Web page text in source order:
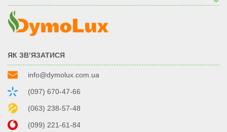
ЯК ЗВ’ЯЗАТИСЯ
info@dymolux.com.ua
(097) 670-47-66
(063) 238-57-48
(099) 221-61-84